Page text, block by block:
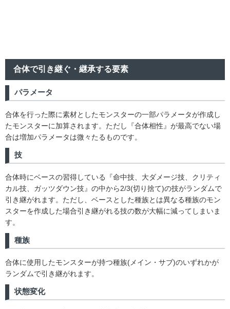
合体で引き継ぐ・継承する要素
パラメータ
合体を行った際に素材としたモンスターの一部パラメータが作成し
たモンスターに加算されます。ただし『合体相性』が最高でない場
合は増加パラメータは微々たるものです。
技
合体時にベースの習得している『命中技、大ダメージ技、クリティ
カル技、ガッツダウン技』の中から2/3(切り捨て)の技がランダムで
引き継がれます。ただし、ベースとした種族とは異なる種族のモン
スターを作成した場合引き継がれる技の数が大幅に減ってしまいま
す。
種族
合体に使用したモンスターが持つ種族(メイン・サブ)のいずれかが
ランダムで引き継がれます。
状態変化